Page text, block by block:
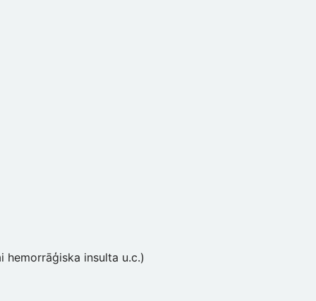
hemorrāģiska insulta u.c.)